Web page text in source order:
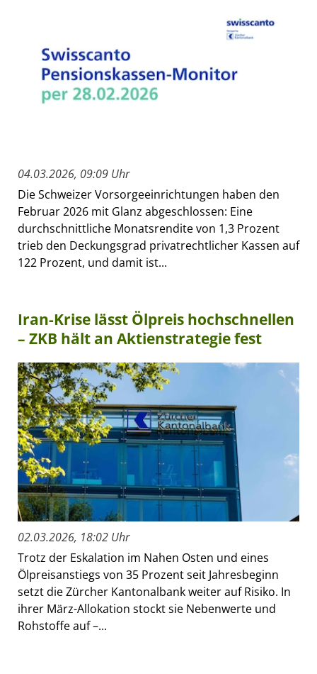
04.03.2026, 09:09 Uhr
Die Schweizer Vorsorgeeinrichtungen haben den
Februar 2026 mit Glanz abgeschlossen: Eine
durchschnittliche Monatsrendite von 1,3 Prozent
trieb den Deckungsgrad privatrechtlicher Kassen auf
122 Prozent, und damit ist...
Iran-Krise lässt Ölpreis hochschnellen
– ZKB hält an Aktienstrategie fest
02.03.2026, 18:02 Uhr
Trotz der Eskalation im Nahen Osten und eines
Ölpreisanstiegs von 35 Prozent seit Jahresbeginn
setzt die Zürcher Kantonalbank weiter auf Risiko. In
ihrer März-Allokation stockt sie Nebenwerte und
Rohstoffe auf –...